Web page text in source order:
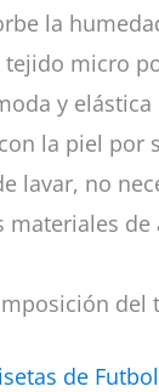
la
tejido micro
y
con la piel por
lavar, no
materiales
del
de